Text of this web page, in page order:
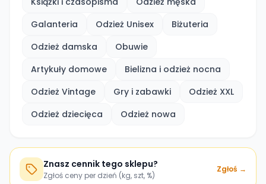
Galanteria
Odzież Unisex
Biżuteria
Odzież damska
Obuwie
Artykuły domowe
Bielizna i odzież nocna
Odzież Vintage
Gry i zabawki
Odzież XXL
Odzież dziecięca
Odzież nowa
Znasz cennik tego sklepu?
Zgłoś ceny per dzień (kg, szt, %)
Zgłoś →